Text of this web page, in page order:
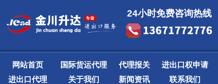
24小时免费咨询热线
网站首页 国际货运代理 代理报关
进出口权申请
进出口代理
关于我们 新闻资讯 联系我们